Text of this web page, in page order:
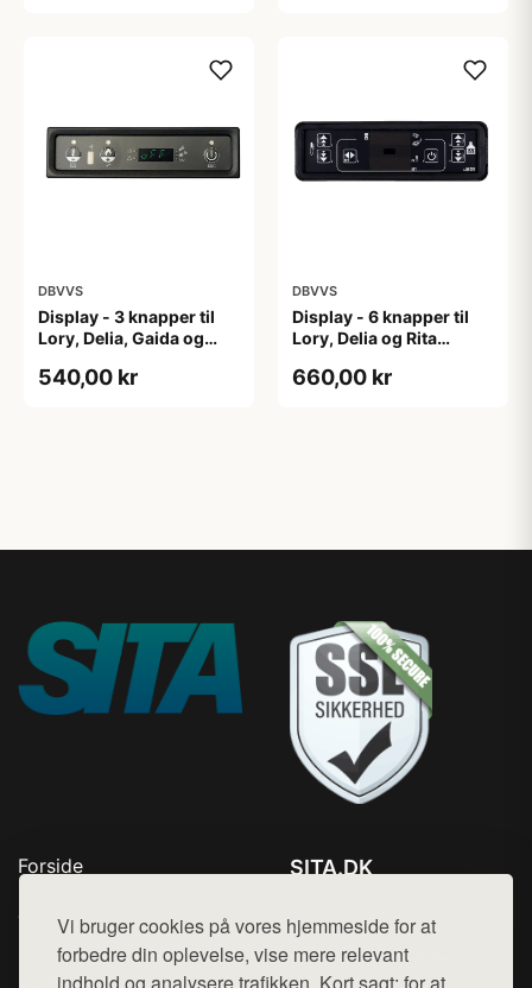
Vi bruger cookies på vores hjemmeside for at
forbedre din oplevelse, vise mere relevant
DBVVS
Display - 3 knapper til
Lory, Delia, Gaida og
540,00 kr
DBVVS
Display - 6 knapper til
Lory, Delia og Rita
660,00 kr
Forside
Top Rabatter
Blog
Kontakt
SITA.DK
Mail: hej@want.dk